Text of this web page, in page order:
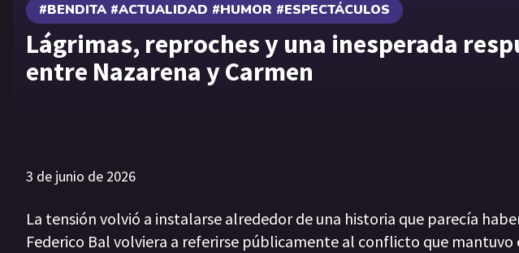
#BENDITA #ACTUALIDAD #HUMOR #ESPECTÁCULOS
Lágrimas, reproches y una inesperada
entre Nazarena y Carmen
3 de junio de 2026
La tensión volvió a instalarse alrededor de una historia que parecía
Federico Bal volviera a referirse públicamente al conflicto que mantuvo